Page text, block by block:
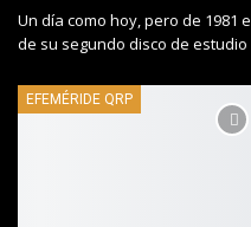
Un día como hoy, pero de 1981
de su segundo disco de
EFEMÉRIDE QRP